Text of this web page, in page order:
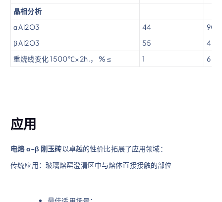
晶相分析
α Al2O3
44
90
β Al2O3
55
4
重烧线变化 1500℃×2h.， % ≤
1 6
应用
电熔 α-β 刚玉砖以卓越的性价比拓展了应用领域：
传统应用：玻璃熔窑澄清区中与熔体直接接触的部位